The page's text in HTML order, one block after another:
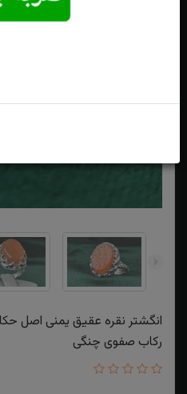
انگشتر نقره عقیق یمنی اصل
رکاب صفوی چنگی